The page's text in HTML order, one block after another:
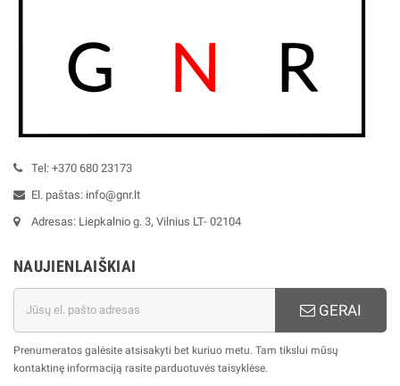
Tel: +370 680 23173
El. paštas: info@gnr.lt
Adresas: Liepkalnio g. 3, Vilnius LT- 02104
NAUJIENLAIŠKIAI
GERAI
Prenumeratos galėsite atsisakyti bet kuriuo metu. Tam tikslui mūsų
kontaktinę informaciją rasite parduotuvės taisyklėse.